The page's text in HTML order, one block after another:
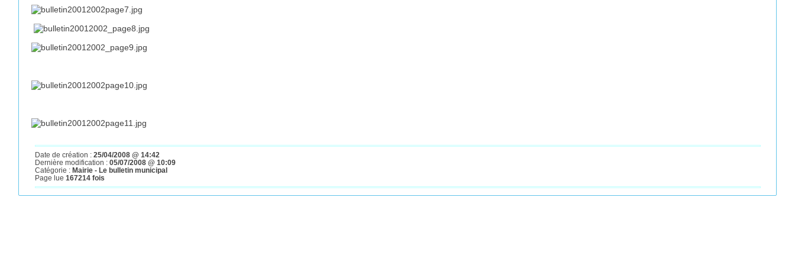
Date de création : 25/04/2008 @ 14:42
Dernière modification : 05/07/2008 @ 10:09
Catégorie : Mairie - Le bulletin municipal
Page lue 167214 fois